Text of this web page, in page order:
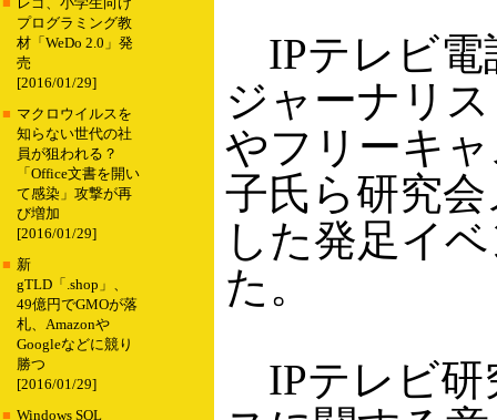
■ レゴ、小学生向け
プログラミング教
材「WeDo 2.0」発
売
[2016/01/29]
■ マクロウイルスを
知らない世代の社
員が狙われる？
「Office文書を開い
て感染」攻撃が再
び増加
[2016/01/29]
■ 新
gTLD「.shop」、
49億円でGMOが落
札、Amazonや
Googleなどに競り
勝つ
[2016/01/29]
■ Windows SQL
IPテレビ電
ジャーナリ
やフリーキ
子氏ら研究
した発足イ
た。
IPテレビ研